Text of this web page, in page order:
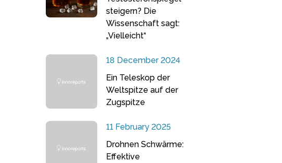
steigern? Die
Wissenschaft sagt:
„Vielleicht“
18 December 2024
Ein Teleskop der
Weltspitze auf der
Zugspitze
11 February 2025
Drohnen Schwärme:
Effektive